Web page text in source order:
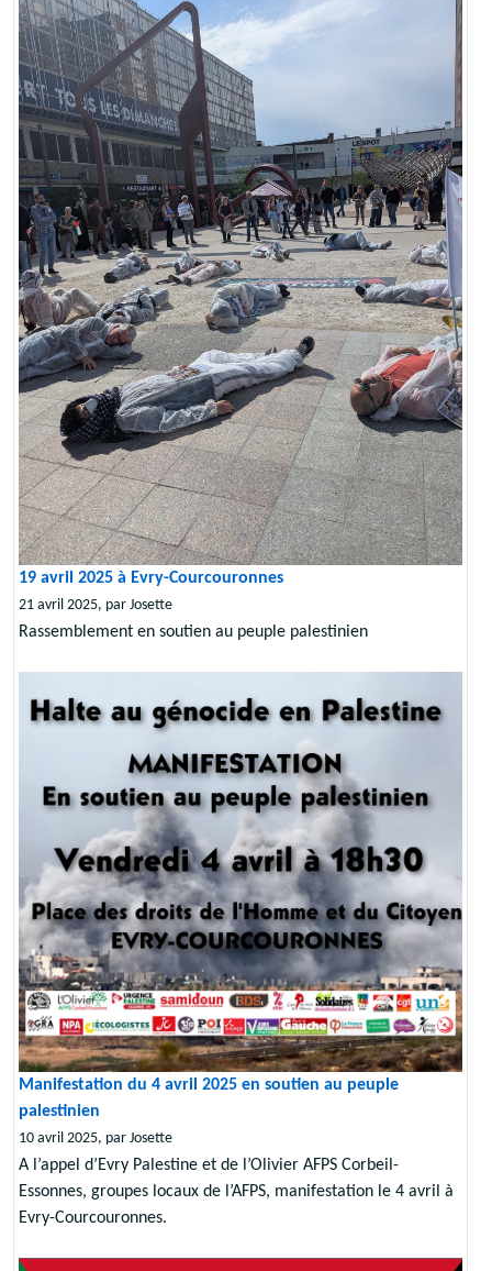
19 avril 2025 à Evry-Courcouronnes
21 avril 2025, par Josette
Rassemblement en soutien au peuple palestinien
Manifestation du 4 avril 2025 en soutien au peuple
palestinien
10 avril 2025, par Josette
A l’appel d’Evry Palestine et de l’Olivier AFPS Corbeil-
Essonnes, groupes locaux de l’AFPS, manifestation le 4 avril à
Evry-Courcouronnes.